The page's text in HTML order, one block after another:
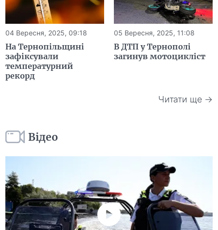
04 Вересня, 2025, 09:18
На Тернопільщині
зафіксували
температурний
рекорд
05 Вересня, 2025, 11:08
В ДТП у Тернополі
загинув мотоцикліст
Читати ще →
Відео